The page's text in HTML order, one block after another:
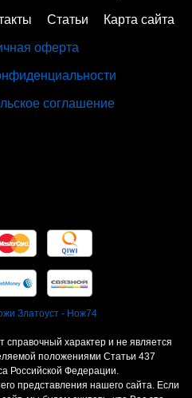
Статьи Карта сайта
оферта
соглашение
Златоуст - Нож74
характер и не является
положениями Статьи 437
Российской Федерации.
представления нашего сайта. Если